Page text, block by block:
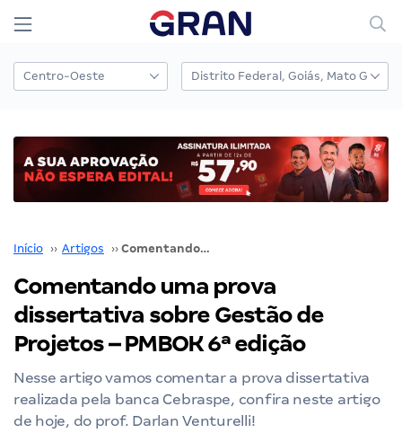
Início ›› Artigos ›› Comentando uma prova dissertativa sobre Gestão de Projetos – PMBOK 6ª edição
Comentando uma prova
dissertativa sobre Gestão de
Projetos – PMBOK 6ª edição
Nesse artigo vamos comentar a prova dissertativa
realizada pela banca Cebraspe, confira neste artigo
de hoje, do prof. Darlan Venturelli!